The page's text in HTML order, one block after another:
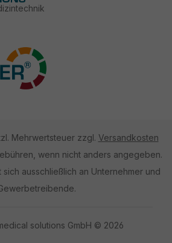
Mehrwertsteuer zzgl. Versandkosten
wenn nicht anders angegeben.
ausschließlich an Unternehmer und
solutions GmbH © 2026